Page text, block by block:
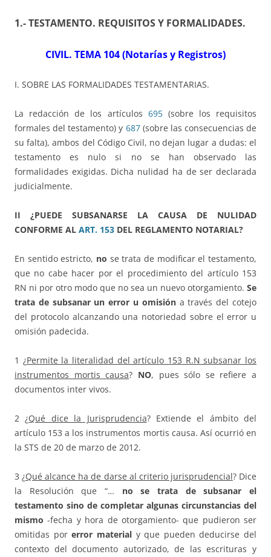
1.- TESTAMENTO. REQUISITOS Y FORMALIDADES.
CIVIL. TEMA 104 (Notarías y Registros)
I. SOBRE LAS FORMALIDADES TESTAMENTARIAS.
La redacción de los artículos 695(sobre los requisitos
formales del testamento) y 687(sobre las consecuencias de
su falta), ambos del Código Civil, no dejan lugar a dudas: el
testamento es nulo si no se han observado las
formalidades exigidas. Dicha nulidad ha de ser declarada
judicialmente.
II ¿PUEDE SUBSANARSE LA CAUSA DE NULIDAD
CONFORME AL ART. 153 DEL REGLAMENTO NOTARIAL?
En sentido estricto, no se trata de modificar el testamento,
que no cabe hacer por el procedimiento del artículo 153
RN ni por otro modo que no sea un nuevo otorgamiento. Se
trata de subsanar un error u omisióna través del cotejo
del protocolo alcanzando una notoriedad sobre el error u
omisión padecida.
1 ¿Permite la literalidad del artículo 153 R.N subsanar los
instrumentos mortis causa? NO, pues sólo se refiere a
documentos inter vivos.
2 ¿Qué dice la Jurisprudencia? Extiende el ámbito del
artículo 153 a los instrumentos mortis causa. Así ocurrió en
la STS de 20 de marzo de 2012.
3 ¿Qué alcance ha de darse al criterio jurisprudencial? Dice
la Resolución que “… no se trata de subsanar el
testamento sino de completar algunas circunstancias del
mismo -fecha y hora de otorgamiento- que pudieron ser
omitidas porerror materialy que pueden deducirse del
contexto del documento autorizado, de las escrituras y